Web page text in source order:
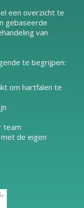
een overzicht te
gebaseerde
van
te begrijpen:
om hartfalen te
team
de eigen